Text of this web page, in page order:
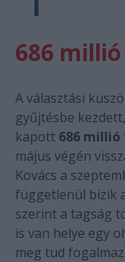
686
A választási
gyűjtésbe
kapott 686
május végén
Kovács a
függetlenül bízik
szerint a tagság
is van helye egy
meg tud